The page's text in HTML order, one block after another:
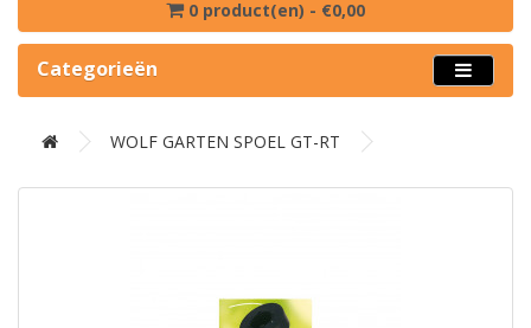
0 product(en) - €0,00
Categorieën
WOLF GARTEN SPOEL GT-RT